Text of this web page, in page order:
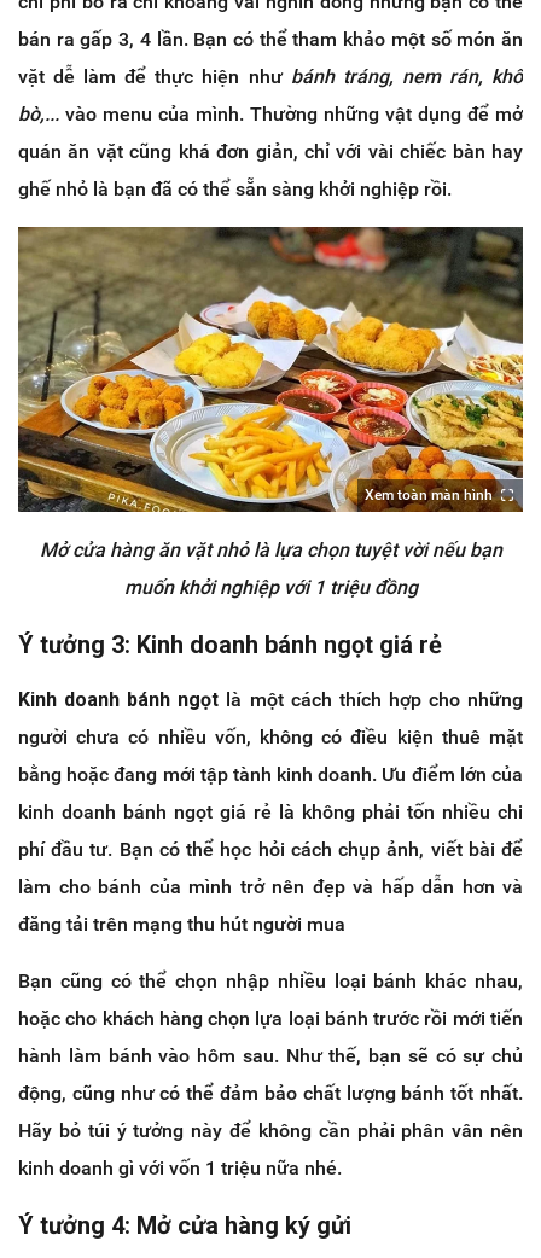
bán ra gấp 3, 4 lần. Bạn có thể tham khảo một số món ăn
vặt dễ làm để thực hiện như bánh tráng, nem rán, khô
bò,... vào menu của mình. Thường những vật dụng để mở
quán ăn vặt cũng khá đơn giản, chỉ với vài chiếc bàn hay
ghế nhỏ là bạn đã có thể sẵn sàng khởi nghiệp rồi.
Xem toàn màn hình
Mở cửa hàng ăn vặt nhỏ là lựa chọn tuyệt vời nếu bạn
muốn khởi nghiệp với 1 triệu đồng
Ý tưởng 3: Kinh doanh bánh ngọt giá rẻ
Kinh doanh bánh ngọt là một cách thích hợp cho những
người chưa có nhiều vốn, không có điều kiện thuê mặt
bằng hoặc đang mới tập tành kinh doanh. Ưu điểm lớn của
kinh doanh bánh ngọt giá rẻ là không phải tốn nhiều chi
phí đầu tư. Bạn có thể học hỏi cách chụp ảnh, viết bài để
làm cho bánh của mình trở nên đẹp và hấp dẫn hơn và
đăng tải trên mạng thu hút người mua
Bạn cũng có thể chọn nhập nhiều loại bánh khác nhau,
hoặc cho khách hàng chọn lựa loại bánh trước rồi mới tiến
hành làm bánh vào hôm sau. Như thế, bạn sẽ có sự chủ
động, cũng như có thể đảm bảo chất lượng bánh tốt nhất.
Hãy bỏ túi ý tưởng này để không cần phải phân vân nên
kinh doanh gì với vốn 1 triệu nữa nhé.
Ý tưởng 4: Mở cửa hàng ký gửi